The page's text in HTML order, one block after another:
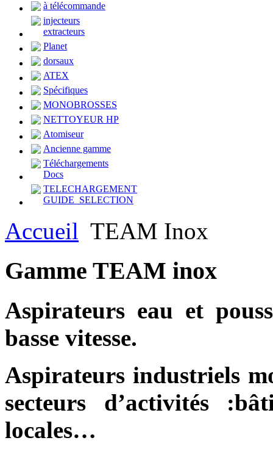
à télécommande
injecteurs
extracteurs
Planet
dorsaux
ATEX
Spécifiques
MONOBROSSES
NETTOYEUR HP
Atomiseur
Ancienne gamme
Téléchargements
Docs
TELECHARGEMENT
GUIDE_SELECTION
Accueil TEAM Inox
Gamme TEAM inox
Aspirateurs eau et
basse vitesse.
Aspirateurs industriels
secteurs d’activités :
locales…